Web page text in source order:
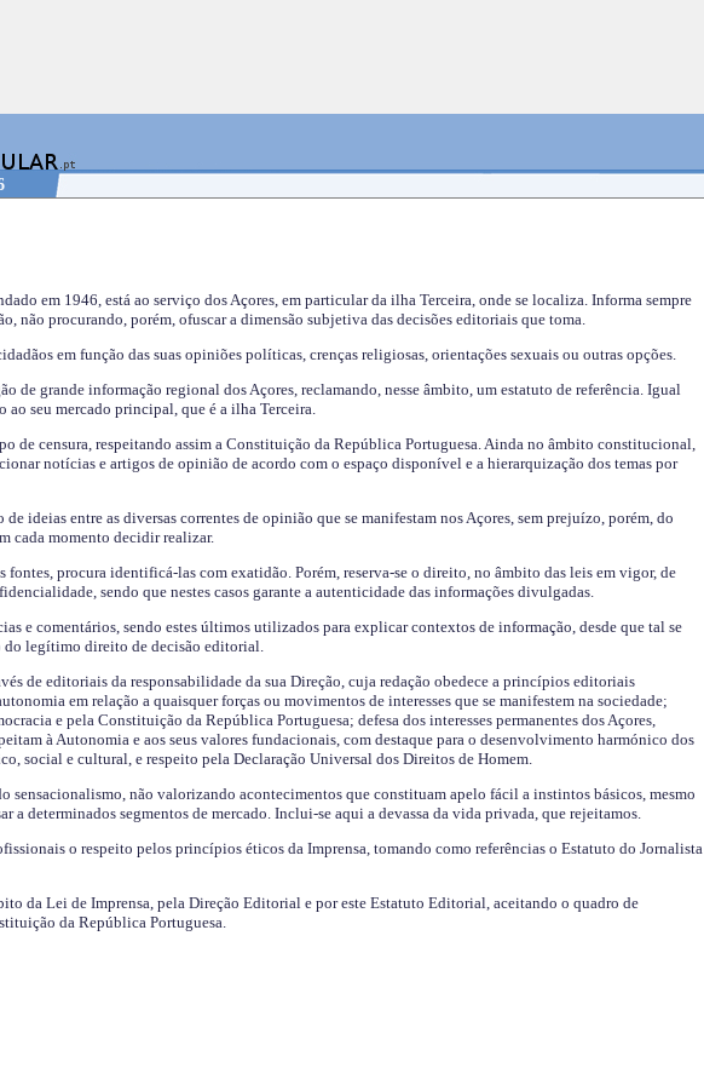
em 1946, está ao serviço dos Açores, em particular da ilha Terceira, onde se localiza. Informa sempre
não procurando, porém, ofuscar a dimensão subjetiva das decisões editoriais que toma.
em função das suas opiniões políticas, crenças religiosas, orientações sexuais ou outras opções.
de grande informação regional dos Açores, reclamando, nesse âmbito, um estatuto de referência. Igual
ao seu mercado principal, que é a ilha Terceira.
de censura, respeitando assim a Constituição da República Portuguesa. Ainda no âmbito constitucional,
notícias e artigos de opinião de acordo com o espaço disponível e a hierarquização dos temas por
ideias entre as diversas correntes de opinião que se manifestam nos Açores, sem prejuízo, porém, do
cada momento decidir realizar.
fontes, procura identificá-las com exatidão. Porém, reserva-se o direito, no âmbito das leis em vigor, de
sendo que nestes casos garante a autenticidade das informações divulgadas.
e comentários, sendo estes últimos utilizados para explicar contextos de informação, desde que tal se
do legítimo direito de decisão editorial.
de editoriais da responsabilidade da sua Direção, cuja redação obedece a princípios editoriais
em relação a quaisquer forças ou movimentos de interesses que se manifestem na sociedade;
e pela Constituição da República Portuguesa; defesa dos interesses permanentes dos Açores,
à Autonomia e aos seus valores fundacionais, com destaque para o desenvolvimento harmónico dos
social e cultural, e respeito pela Declaração Universal dos Direitos de Homem.
sensacionalismo, não valorizando acontecimentos que constituam apelo fácil a instintos básicos, mesmo
a determinados segmentos de mercado. Inclui-se aqui a devassa da vida privada, que rejeitamos.
o respeito pelos princípios éticos da Imprensa, tomando como referências o Estatuto do Jornalista
da Lei de Imprensa, pela Direção Editorial e por este Estatuto Editorial, aceitando o quadro de
da República Portuguesa.